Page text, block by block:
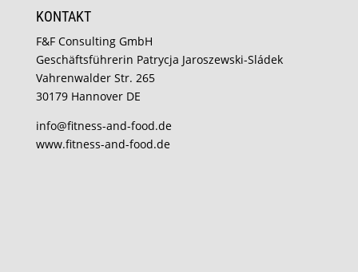
KONTAKT
F&F Consulting GmbH
Geschäftsführerin Patrycja Jaroszewski-Sládek
Vahrenwalder Str. 265
30179 Hannover DE
info@fitness-and-food.de
www.fitness-and-food.de